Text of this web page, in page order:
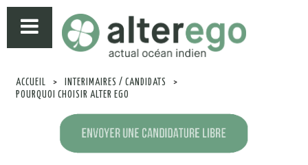
ACCUEIL > INTERIMAIRES / CANDIDATS
>
POURQUOI CHOISIR ALTER EGO